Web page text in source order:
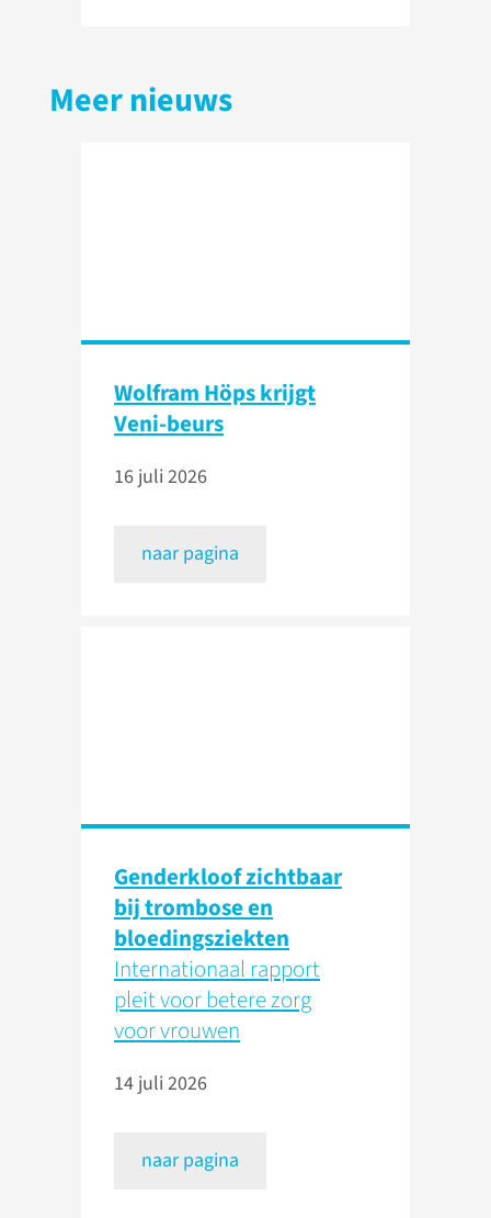
Meer nieuws
Wolfram Höps krijgt
Veni-beurs
16 juli 2026
naar pagina
Genderkloof zichtbaar
bij trombose en
bloedingsziekten
Internationaal rapport
pleit voor betere zorg
voor vrouwen
14 juli 2026
naar pagina